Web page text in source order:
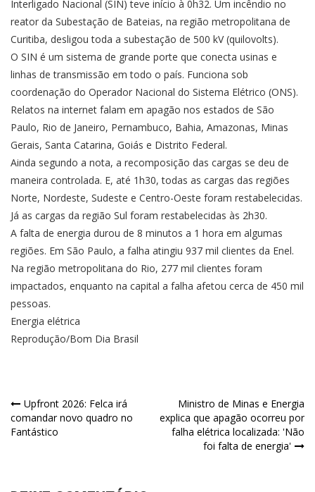
Interligado Nacional (SIN) teve início à 0h32. Um incêndio no
reator da Subestação de Bateias, na região metropolitana de
Curitiba, desligou toda a subestação de 500 kV (quilovolts).
O SIN é um sistema de grande porte que conecta usinas e
linhas de transmissão em todo o país. Funciona sob
coordenação do Operador Nacional do Sistema Elétrico (ONS).
Relatos na internet falam em apagão nos estados de São
Paulo, Rio de Janeiro, Pernambuco, Bahia, Amazonas, Minas
Gerais, Santa Catarina, Goiás e Distrito Federal.
Ainda segundo a nota, a recomposição das cargas se deu de
maneira controlada. E, até 1h30, todas as cargas das regiões
Norte, Nordeste, Sudeste e Centro-Oeste foram restabelecidas.
Já as cargas da região Sul foram restabelecidas às 2h30.
A falta de energia durou de 8 minutos a 1 hora em algumas
regiões. Em São Paulo, a falha atingiu 937 mil clientes da Enel.
Na região metropolitana do Rio, 277 mil clientes foram
impactados, enquanto na capital a falha afetou cerca de 450 mil
pessoas.
Energia elétrica
Reprodução/Bom Dia Brasil
Navegação
de
Upfront 2026: Felca irá
comandar novo quadro no
Fantástico
Ministro de Minas e Energia
explica que apagão ocorreu por
falha elétrica localizada: 'Não
foi falta de energia'